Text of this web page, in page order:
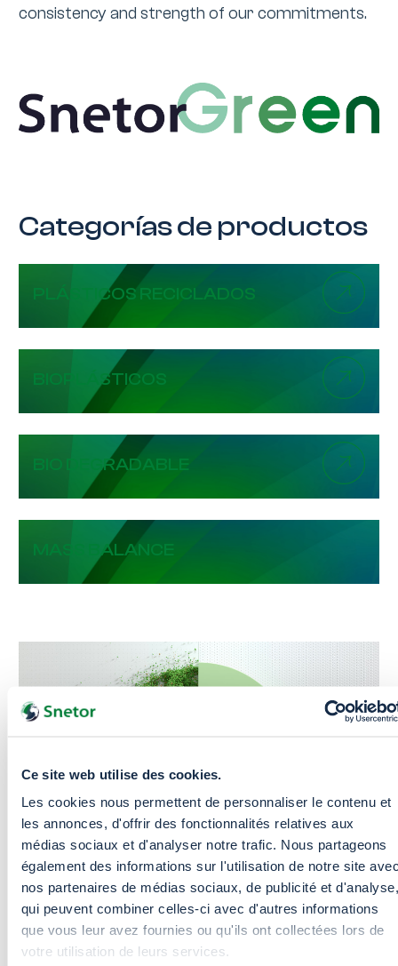
Ce site web utilise des cookies.
Les cookies nous permettent de personnaliser le contenu et
les annonces, d'offrir des fonctionnalités relatives aux
médias sociaux et d'analyser notre trafic. Nous partageons
également des informations sur l'utilisation de notre site
nos partenaires de médias sociaux, de publicité et d'analyse,
qui peuvent combiner celles-ci avec d'autres informations
que vous leur avez fournies ou qu'ils ont collectées lors de
votre utilisation de leurs services.
consistency and strength of our commitments.
Categorías de productos
PLÁSTICOS RECICLADOS
BIOPLÁSTICOS
BIO DEGRADABLE
MASS BALANCE
Desarrollo de nuestra
oferta